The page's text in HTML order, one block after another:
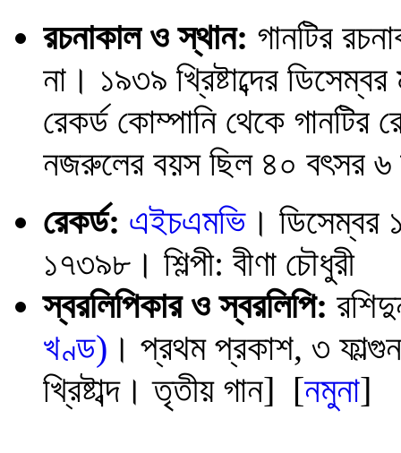
রচনাকাল ও স্থান: গানটির
না। ১৯৩৯ খ্রিষ্টাব্দের
রেকর্ড কোম্পানি থেকে
নজরুলের বয়স ছিল ৪০ বৎসর
রেকর্ড: এইচএমভি ।
১৭৩৯৮। শিল্পী: বীণা চৌধুরী
স্বরলিপিকার ও স্বরলিপি:
খণ্ড) । প্রথম প্রকাশ, ৩
খ্রিষ্টাব্দ। তৃতীয় গান] [নমুনা]